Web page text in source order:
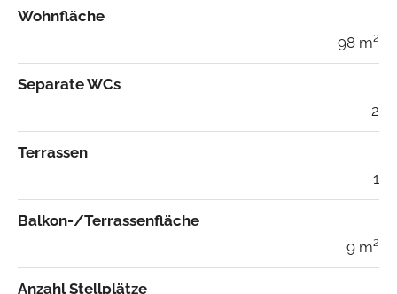
Wohnfläche
98 m²
Separate WCs
2
Terrassen
1
Balkon-/Terrassenfläche
9 m²
Anzahl Stellplätze